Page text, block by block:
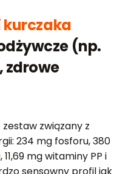
kurczaka
(np.
zdrowe
związany z
234 mg fosforu, 380
mg witaminy PP i